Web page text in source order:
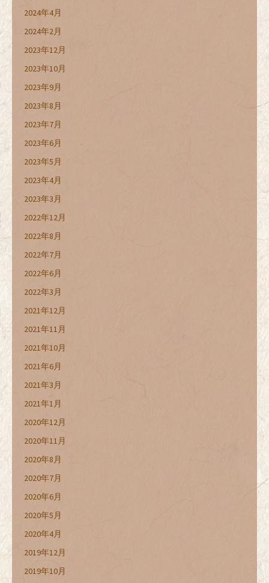
2024年4月
2024年2月
2023年12月
2023年10月
2023年9月
2023年8月
2023年7月
2023年6月
2023年5月
2023年4月
2023年3月
2022年12月
2022年8月
2022年7月
2022年6月
2022年3月
2021年12月
2021年11月
2021年10月
2021年6月
2021年3月
2021年1月
2020年12月
2020年11月
2020年8月
2020年7月
2020年6月
2020年5月
2020年4月
2019年12月
2019年10月